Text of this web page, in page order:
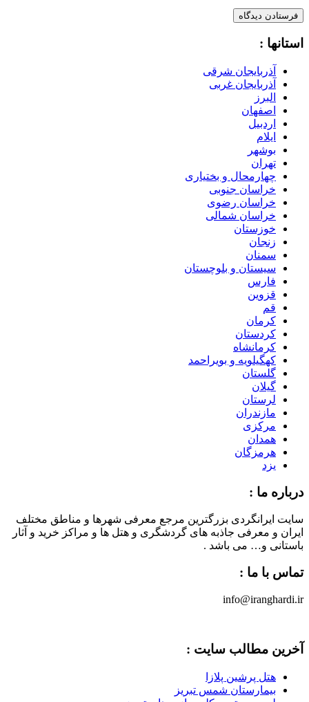
استانها :
آذربایجان شرقی
آذربایجان غربی
البرز
اصفهان
اردبیل
ایلام
بوشهر
تهران
چهارمحال و بختیاری
خراسان جنوبی
خراسان رضوی
خراسان شمالی
خوزستان
زنجان
سمنان
سیستان و بلوچستان
فارس
قزوین
قم
کرمان
کردستان
کرمانشاه
کهگیلویه و بویراحمد
گلستان
گیلان
لرستان
مازندران
مرکزی
همدان
هرمزگان
یزد
درباره ما :
سایت ایرانگردی بزرگترین مرجع معرفی شهرها و مناطق مختلف
ایران و معرفی جاذبه های گردشگری و هتل ها و مراکز خرید و آثار
باستانی و… می باشد .
تماس با ما :
info@iranghardi.ir
آخرین مطالب سایت :
هتل پرشین پلازا
بیمارستان شمس تبریز